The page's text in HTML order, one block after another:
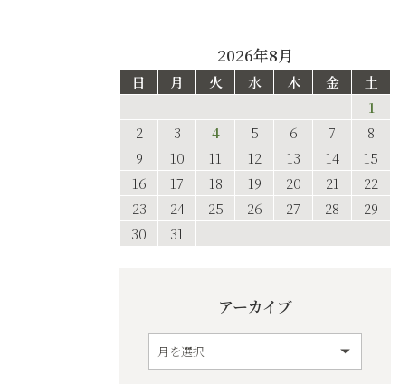
2026年8月
日 月 火 水 木 金
土
1
2
3 4 5 6 7
8
9
10 11 12 13 14
15
16
17 18 19 20 21
22
23
24 25 26 27 28
29
30
31
アーカイブ